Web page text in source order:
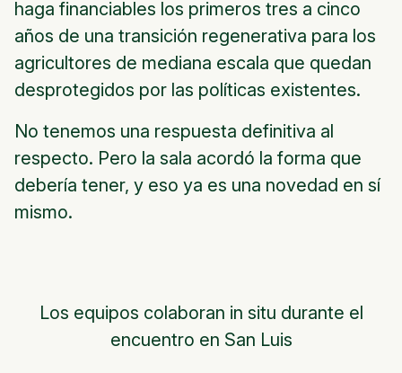
haga financiables los primeros tres a cinco
años de una transición regenerativa para los
agricultores de mediana escala que quedan
desprotegidos por las políticas existentes.
No tenemos una respuesta definitiva al
respecto. Pero la sala acordó la forma que
debería tener, y eso ya es una novedad en sí
mismo.
Los equipos colaboran in situ durante el
encuentro en San Luis